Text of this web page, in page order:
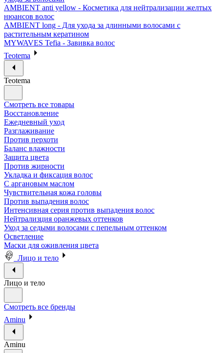
AMBIENT anti yellow - Косметика для нейтрализации желтых
нюансов волос
AMBIENT long - Для ухода за длинными волосами с
растительным кератином
MYWAVES Tefia - Завивка волос
Teotema
Teotema
Смотреть все товары
Восстановление
Ежедневный уход
Разглаживание
Против перхоти
Баланс влажности
Защита цвета
Против жирности
Укладка и фиксация волос
С аргановым маслом
Чувствительная кожа головы
Против выпадения волос
Интенсивная серия против выпадения волос
Нейтрализция оранжевых оттенков
Уход за седыми волосами с пепельным оттенком
Осветление
Маски для оживления цвета
Лицо и тело
Лицо и тело
Смотреть все бренды
Aminu
Aminu